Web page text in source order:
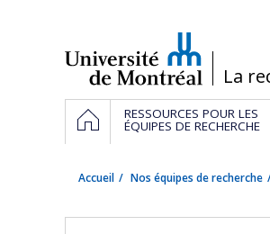
/La
Navigation
principale
ACCUEILRESSOURCES POUR LES
ÉQUIPES DE RECHERCHE
Accueil Nos équipes de recherche